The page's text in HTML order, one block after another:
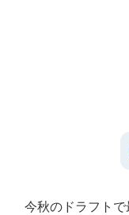
今秋のドラフトで